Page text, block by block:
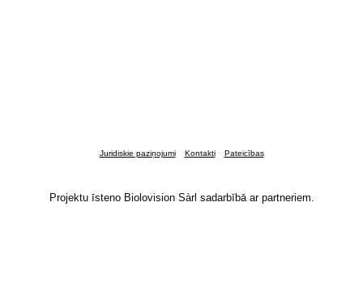
Juridiskie paziņojumi Kontakti Pateicības
Projektu īsteno Biolovision Sàrl sadarbībā ar partneriem.